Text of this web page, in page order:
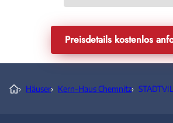
Preisdetails kostenlos
› Häuser› Kern-Haus Chemnitz›